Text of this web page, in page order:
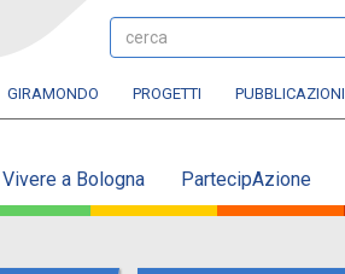
cerca
GIRAMONDO PROGETTI PUBBLICAZIONI
Vivere a Bologna PartecipAzione